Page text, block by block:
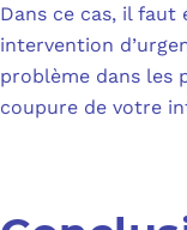
Dans ce cas, il
intervention
problème dans les
coupure de votre